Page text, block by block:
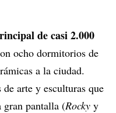
de casi 2.000
ocho dormitorios de
a la ciudad.
arte y esculturas que
gran pantalla (Rocky y